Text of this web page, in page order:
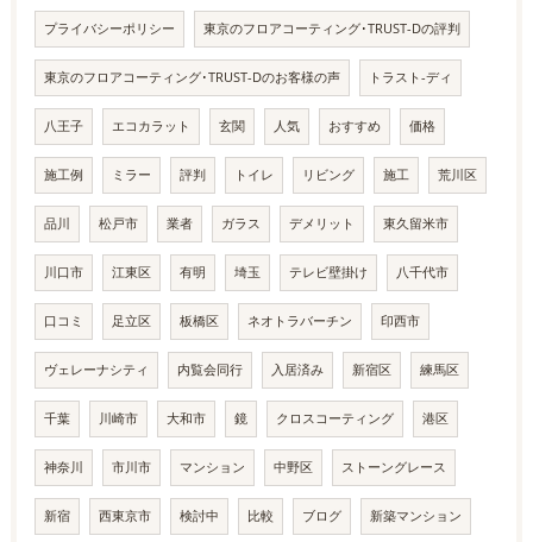
プライバシーポリシー 東京のフロアコーティング･TRUST-Dの評判
東京のフロアコーティング･TRUST-Dのお客様の声 トラスト-ディ
八王子 エコカラット 玄関 人気 おすすめ 価格
施工例 ミラー 評判 トイレ リビング 施工 荒川区
品川 松戸市 業者 ガラス デメリット 東久留米市
川口市 江東区 有明 埼玉 テレビ壁掛け 八千代市
口コミ 足立区 板橋区 ネオトラバーチン 印西市
ヴェレーナシティ 内覧会同行 入居済み 新宿区 練馬区
千葉 川崎市 大和市 鏡 クロスコーティング 港区
神奈川 市川市 マンション 中野区 ストーングレース
新宿 西東京市 検討中 比較 ブログ 新築マンション